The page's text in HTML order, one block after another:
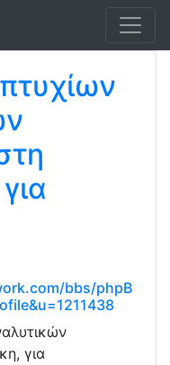
bbs/phpB
για